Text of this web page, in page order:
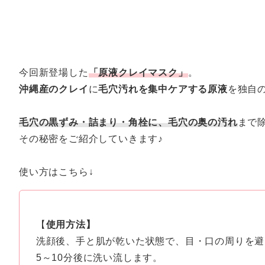
今回新登場した「原液クレイマスク」。
沖縄産のクレイ に毛穴汚れを集中ケアする原液を独自
毛穴の黒ずみ・詰まり・角栓に、毛穴の奥の汚れまで
その秘密をご紹介していきます♪
使い方はこちら↓
【 使用方法】
洗顔後、手と肌が乾いた状態で、目・口の周りを
5～10分後に洗い流します。